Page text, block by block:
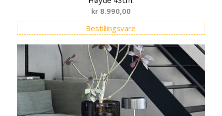
kr8.990,00
Bestillingsvare